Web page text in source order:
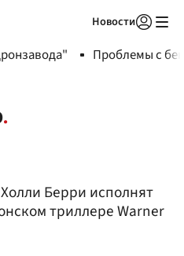
Новости
Проблемы с
Берри исполнят
триллере Warner